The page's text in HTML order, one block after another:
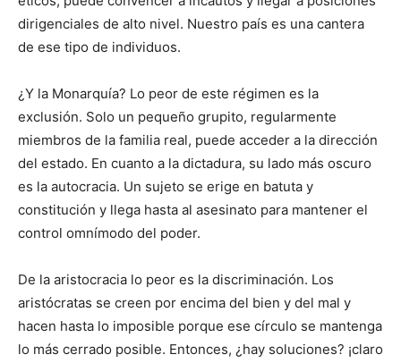
dirigenciales de alto nivel. Nuestro país es una cantera
de ese tipo de individuos.
¿Y la Monarquía? Lo peor de este régimen es la
exclusión. Solo un pequeño grupito, regularmente
miembros de la familia real, puede acceder a la dirección
del estado. En cuanto a la dictadura, su lado más oscuro
es la autocracia. Un sujeto se erige en batuta y
constitución y llega hasta al asesinato para mantener el
control omnímodo del poder.
De la aristocracia lo peor es la discriminación. Los
aristócratas se creen por encima del bien y del mal y
hacen hasta lo imposible porque ese círculo se mantenga
lo más cerrado posible. Entonces, ¿hay soluciones? ¡claro